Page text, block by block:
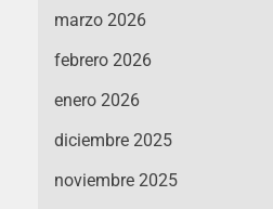
marzo 2026
febrero 2026
enero 2026
diciembre 2025
noviembre 2025